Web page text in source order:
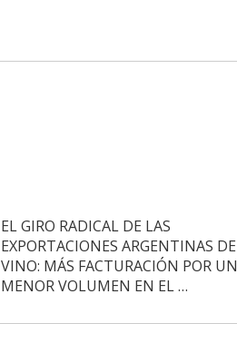
EL GIRO RADICAL DE LAS
EXPORTACIONES ARGENTINAS DE
VINO: MÁS FACTURACIÓN POR UN
MENOR VOLUMEN EN EL …